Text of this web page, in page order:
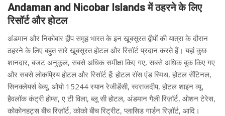
Andaman and Nicobar Islands में ठहरने के लिए
रिसॉर्ट और होटल
अंडमान और निकोबार द्वीप समूह भारत के इन खूबसूरत द्वीपों की यात्रा के दौरान
ठहरने के लिए बहुत सारे खूबसूरत होटल और रिसॉर्ट प्रदान करते हैं। यहां कुछ
शानदार, बजट अनुकूल, सबसे अधिक समीक्षा किए गए, सबसे अधिक बुक किए गए
और सबसे लोकप्रिय होटल और रिसॉर्ट हैं: होटल रॉस एंड स्मिथ, होटल सेंटिनल,
सिनक्लेयर्स बेव्यू, ओयो 15244 रयान रेजीडेंसी, स्वराजदीप, होटल शाइन व्यू,
हैवलॉक कंट्री होम्स, ए टी विला, ब्लू सी होटल, अंडमान गैली रिज़ॉर्ट, ओशन टेरेस,
कोकोनहट्स बीच रिज़ॉर्ट, कोको बीच रिट्रीट, प्लासिड गार्डन रिज़ॉर्ट, आदि।